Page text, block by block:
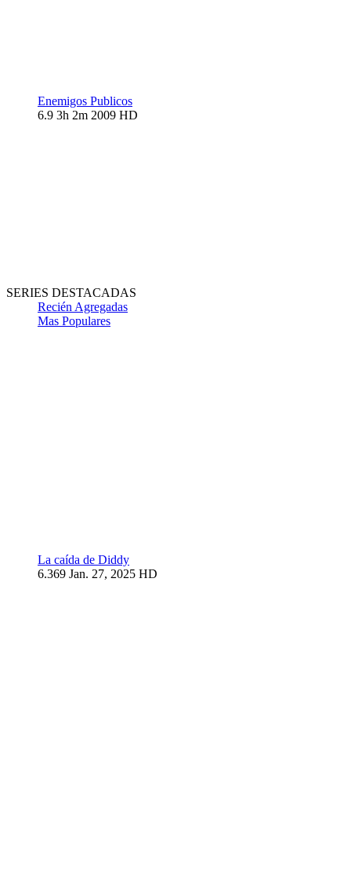
Enemigos Publicos
6.9 3h 2m 2009 HD
SERIES DESTACADAS
Recién Agregadas
Mas Populares
La caída de Diddy
6.369 Jan. 27, 2025 HD